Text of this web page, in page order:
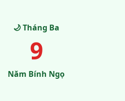
🌙 Tháng Ba
9
Năm Bính Ngọ